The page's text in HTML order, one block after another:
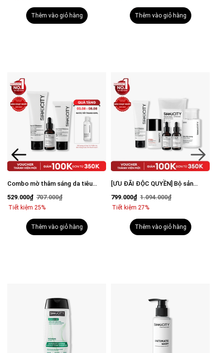
Thêm vào giỏ hàng Thêm vào giỏ hàng
Combo mờ thâm sáng da tiêu
529.000₫ 707.000₫
Tiết kiệm 25%
Thêm vào giỏ hàng
[ƯU ĐÃI ĐỘC QUYỀN] Bộ sản
cho nam
799.000₫ 1.094.000₫
Tiết kiệm 27%
Thêm vào giỏ hàng